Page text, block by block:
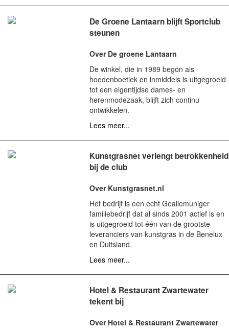
De Groene Lantaarn blijft Sportclub
steunen
Over De groene Lantaarn
De winkel, die in 1989 begon als
hoedenboetiek en inmiddels is uitgegroeid
tot een eigentijdse dames- en
herenmodezaak, blijft zich continu
ontwikkelen.
Lees meer...
Kunstgrasnet verlengt betrokkenheid
bij de club
Over Kunstgrasnet.nl
Het bedrijf is een echt Geallemuniger
familiebedrijf dat al sinds 2001 actief is en
is uitgegroeid tot één van de grootste
leveranciers van kunstgras in de Benelux
en Duitsland.
Lees meer...
Hotel & Restaurant Zwartewater
tekent bij
Over Hotel & Restaurant Zwartewater